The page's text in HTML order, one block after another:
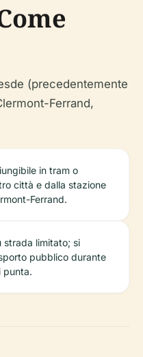
(precedentemente
Ferrand,
in tram o
città e dalla stazione
Ferrand.
strada limitato; si
pubblico durante
punta.